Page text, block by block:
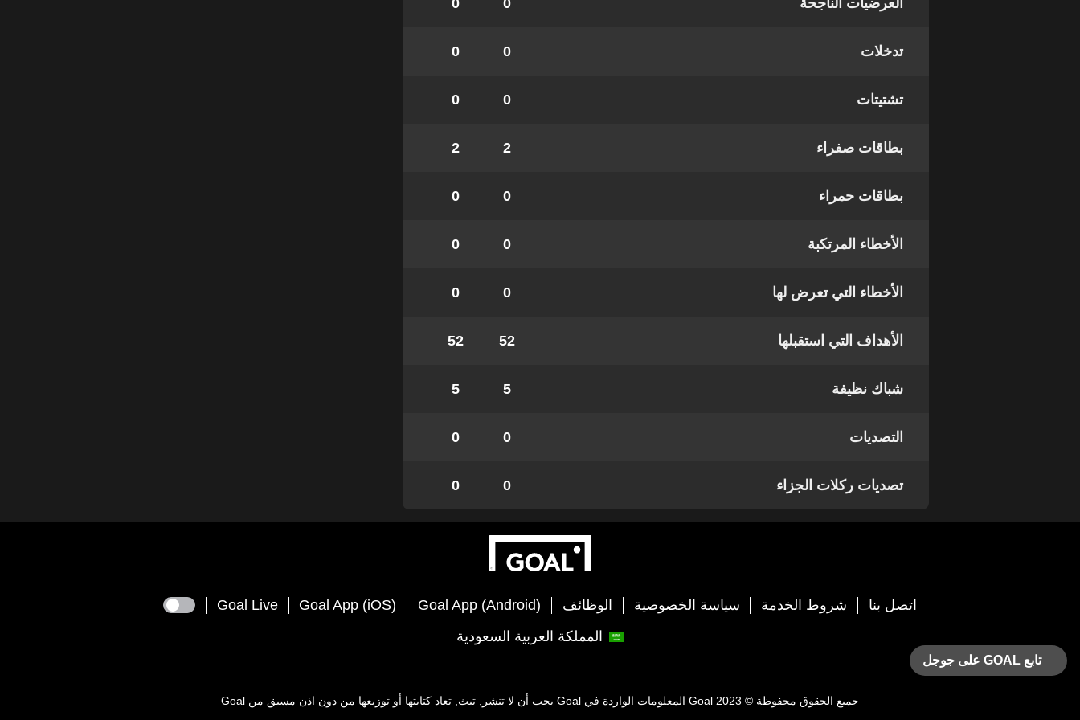
العرضيات الناجحة 0
0
تدخلات 0
0
تشتيتات 0
0
بطاقات صفراء 2
2
بطاقات حمراء 0
0
الأخطاء المرتكبة 0
0
الأخطاء التي تعرض لها 0
0
الأهداف التي استقبلها 52
52
شباك نظيفة 5
5
التصديات 0
0
تصديات ركلات الجزاء 0
0
اتصل بنا شروط الخدمة سياسة الخصوصية الوظائف Goal App (Android)
Goal App (iOS)
Goal Live
المملكة العربية السعودية
تابع GOAL على جوجل
جميع الحقوق محفوظة © 2023 Goal المعلومات الواردة في Goal يجب أن لا تنشر, تبث, تعاد كتابتها أو توزيعها من دون اذن مسبق من Goal